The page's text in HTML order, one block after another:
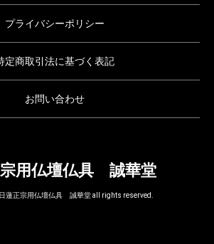
プライバシーポリシー
定商取引法に基づく表記
お問い合わせ
宗用仏壇仏具 誠華堂
蓮正宗用仏壇仏具 誠華堂 all rights reserved.